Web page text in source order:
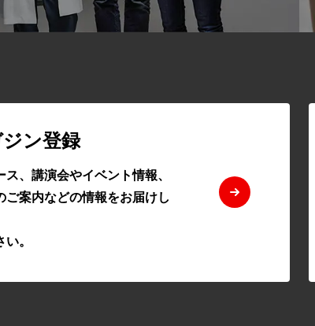
ン登録
、講演会やイベント情報、
ご案内などの情報をお届けし
。